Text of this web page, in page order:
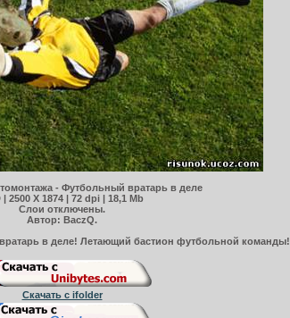
- Футбольный вратарь в деле
| 2500 X 1874 | 72 dpi | 18,1 Mb
Слои отключены.
Автор: BaczQ.
в деле! Летающий бастион футбольной команды!
Скачать с ifolder